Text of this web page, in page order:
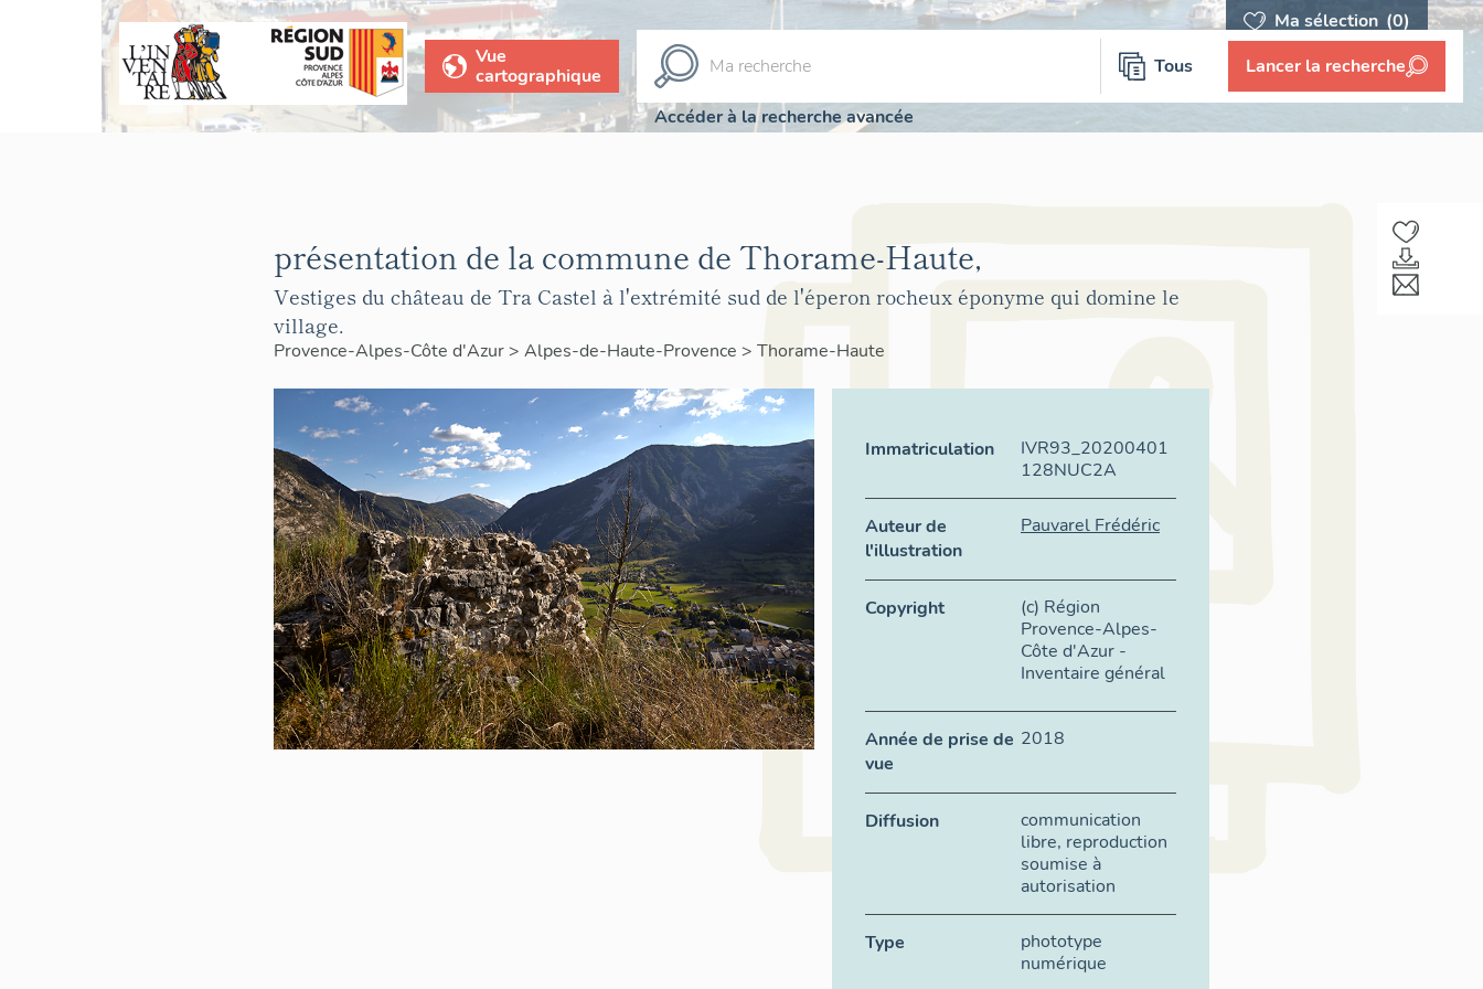
Ma sélection (0)
Vue
cartographique
Tous Lancer la recherche
Accéder à la recherche avancée
présentation de la commune de Thorame-Haute,
Vestiges du château de Tra Castel à l'extrémité sud de l'éperon rocheux éponyme qui domine le
village.
Provence-Alpes-Côte d'Azur> Alpes-de-Haute-Provence > Thorame-Haute
Immatriculation
IVR93_20200401
128NUC2A
Auteur de
l'illustration
Pauvarel Frédéric
Copyright
(c) Région
Provence-Alpes-
Côte d'Azur -
Inventaire général
Année de prise de
vue
2018
Diffusion
communication
libre, reproduction
soumise à
autorisation
Type
phototype
numérique